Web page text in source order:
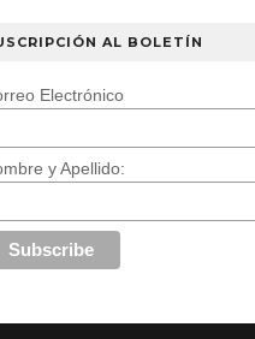
AL BOLETÍN
Electrónico
y Apellido: